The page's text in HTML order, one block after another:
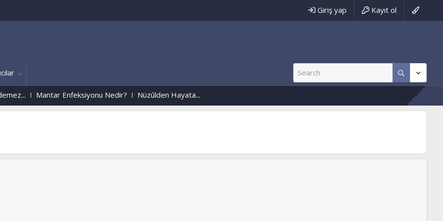
Giriş yap Kayıt ol
Mantar Enfeksiyonu Nedir? Nüzûlden Hayata...